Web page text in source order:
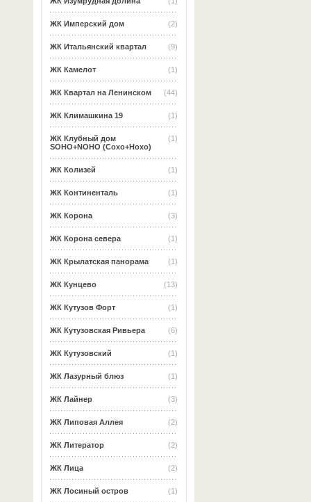
(2)
ЖК Имперский дом
(9)
ЖК Итальянский квартал
(1)
ЖК Камелот
(44)
ЖК Квартал на Ленинском
(1)
ЖК Климашкина 19
(1)
ЖК Клубный дом
SOHO+NOHO (Сохо+Нохо)
(1)
ЖК Колизей
(1)
ЖК Континенталь
(3)
ЖК Корона
(1)
ЖК Корона севера
(1)
ЖК Крылатская панорама
(13)
ЖК Кунцево
(1)
ЖК Кутузов Форт
(6)
ЖК Кутузовская Ривьера
(1)
ЖК Кутузовский
(1)
ЖК Лазурный блюз
(3)
ЖК Лайнер
(2)
ЖК Липовая Аллея
(2)
ЖК Литератор
(2)
ЖК Лица
(1)
ЖК Лосиный остров